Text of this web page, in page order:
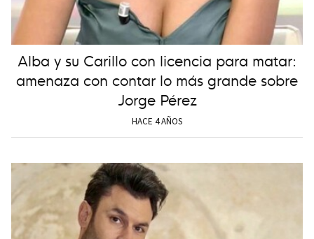
Alba y su Carillo con licencia para matar:
amenaza con contar lo más grande sobre
Jorge Pérez
HACE 4 AÑOS